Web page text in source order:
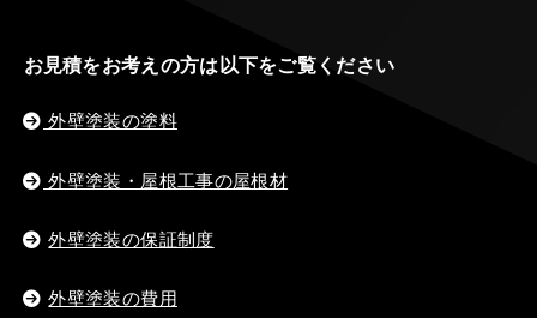
お見積をお考えの方は以下をご覧ください
外壁塗装の塗料
外壁塗装・屋根工事の屋根材
外壁塗装の保証制度
外壁塗装の費用